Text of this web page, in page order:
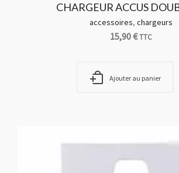
CHARGEUR ACCUS
accessoires, chargeurs
15,90€TTC
Ajouter au panier